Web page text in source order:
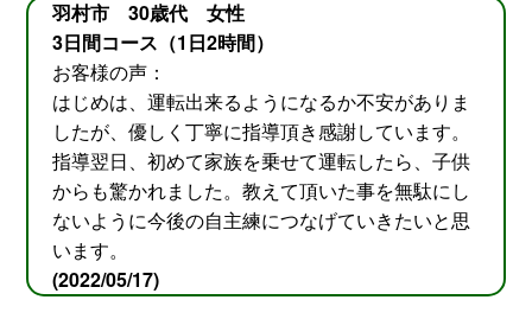
羽村市 30歳代 女性
3日間コース（1日2時間）
お客様の声：
はじめは、運転出来るようになるか不安がありま
したが、優しく丁寧に指導頂き感謝しています。
指導翌日、初めて家族を乗せて運転したら、子供
からも驚かれました。教えて頂いた事を無駄にし
ないように今後の自主練につなげていきたいと思
います。
(2022/05/17)